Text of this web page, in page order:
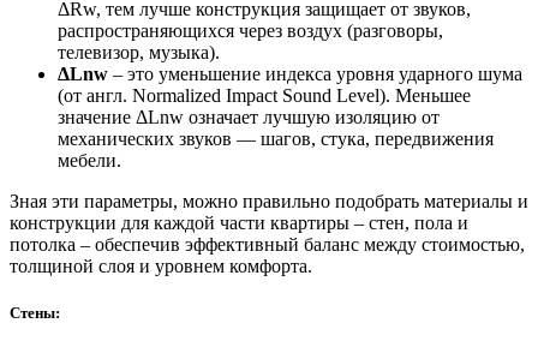
ΔRw, тем лучше конструкция защищает от звуков,
распространяющихся через воздух (разговоры,
телевизор, музыка).
ΔLnw – это уменьшение индекса уровня ударного шума
(от англ. Normalized Impact Sound Level). Меньшее
значение ΔLnw означает лучшую изоляцию от
механических звуков — шагов, стука, передвижения
мебели.
Зная эти параметры, можно правильно подобрать материалы и
конструкции для каждой части квартиры – стен, пола и
потолка – обеспечив эффективный баланс между стоимостью,
толщиной слоя и уровнем комфорта.
Стены: